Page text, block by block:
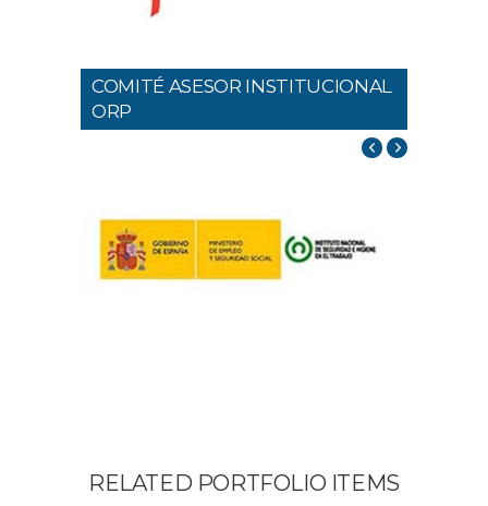
COMITÉ ASESOR INSTITUCIONAL
ORP
RELATED PORTFOLIO ITEMS